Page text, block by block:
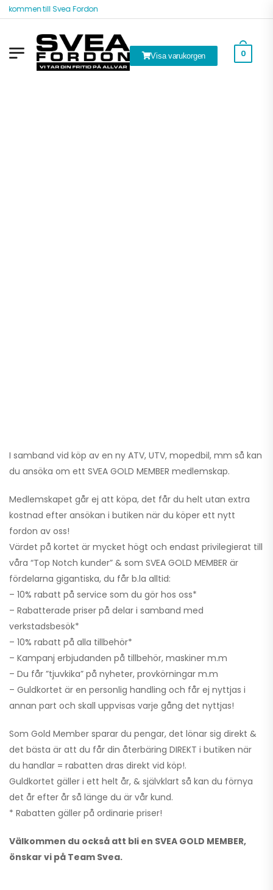
till Svea Fordon
Visa varukorgen 0
I samband vid köp av en ny ATV, UTV, mopedbil, mm så kan
du ansöka om ett SVEA GOLD MEMBER medlemskap.
Medlemskapet går ej att köpa, det får du helt utan extra
kostnad efter ansökan i butiken när du köper ett nytt
fordon av oss!
Värdet på kortet är mycket högt och endast privilegierat till
våra “Top Notch kunder” & som SVEA GOLD MEMBER är
fördelarna gigantiska, du får b.la alltid:
– 10% rabatt på service som du gör hos oss*
– Rabatterade priser på delar i samband med
verkstadsbesök*
– 10% rabatt på alla tillbehör*
– Kampanj erbjudanden på tillbehör, maskiner m.m
– Du får ”tjuvkika” på nyheter, provkörningar m.m
– Guldkortet är en personlig handling och får ej nyttjas i
annan part och skall uppvisas varje gång det nyttjas!
Som Gold Member sparar du pengar, det lönar sig direkt &
det bästa är att du får din återbäring DIREKT i butiken när
du handlar = rabatten dras direkt vid köp!.
Guldkortet gäller i ett helt år, & självklart så kan du förnya
det år efter år så länge du är vår kund.
* Rabatten gäller på ordinarie priser!
Välkommen du också att bli en SVEA GOLD MEMBER,
önskar vi på Team Svea.